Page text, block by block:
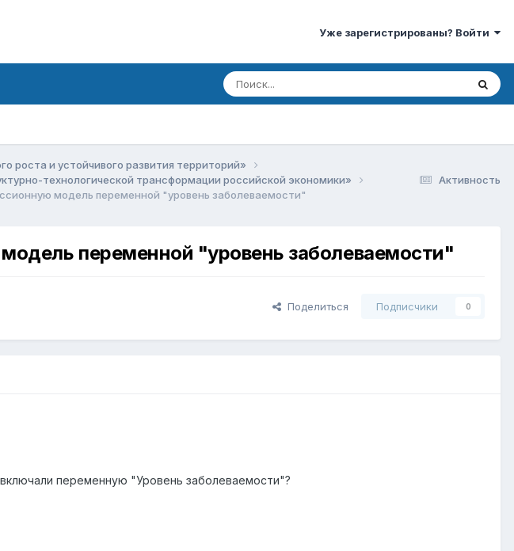
Уже зарегистрированы? Войти
Активность
роста и устойчивого развития территорий»
технологической трансформации российской экономики»
модель переменной "уровень заболеваемости"
переменной "уровень заболеваемости"
Поделиться Подписчики 0
переменную "Уровень заболеваемости"?